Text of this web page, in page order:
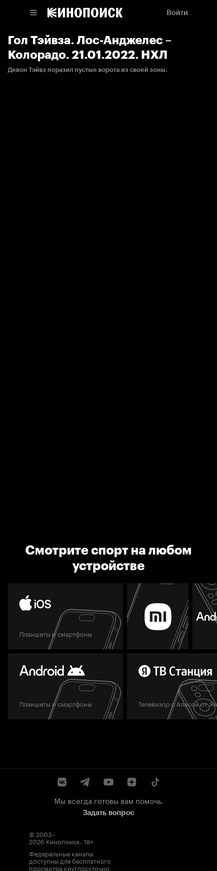
Войти
Гол Тэйвза. Лос-Анджелес –
Колорадо. 21.01.2022. НХЛ
Девон Тэйвз поразил пустые ворота из своей зоны.
Смотрите спорт на любом
устройстве
Планшеты и смартфоны
Планшеты и смартфоны Телевизор с Алисой от
Мы всегда готовы вам помочь.
Задать вопрос
© 2003–
2026 Кинопоиск. 18+
Федеральные каналы
доступны для бесплатного
просмотра круглосуточно